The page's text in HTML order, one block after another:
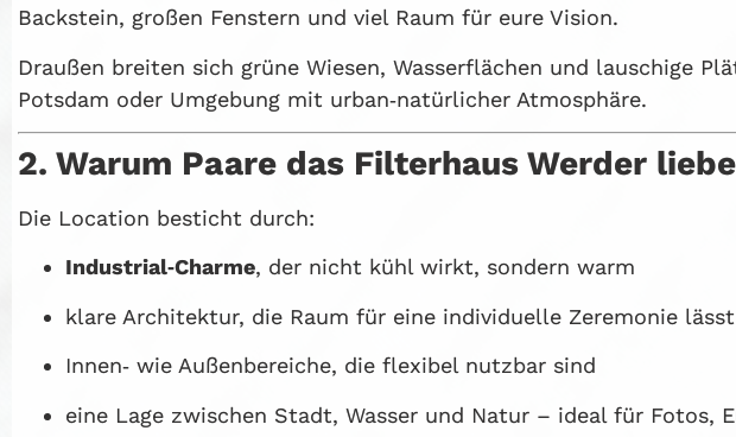
Backstein, großen Fenstern und viel Raum für eure Vision.
Draußen breiten sich grüne Wiesen, Wasserflächen und lauschige
Potsdam oder Umgebung mit urban‑natürlicher Atmosphäre.
2. Warum Paare das Filterhaus Werder
Die Location besticht durch:
Industrial‑Charme, der nicht kühl wirkt, sondern warm
klare Architektur, die Raum für eine individuelle Zeremonie lässt
Innen‑ wie Außenbereiche, die flexibel nutzbar sind
eine Lage zwischen Stadt, Wasser und Natur – ideal für Fotos,